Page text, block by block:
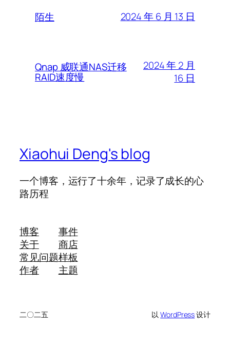
陌生 2024 年 6 月 13 日
Qnap 威联通NAS迁移
RAID速度慢
2024 年 2 月
16 日
Xiaohui Deng's blog
一个博客，运行了十余年，记录了成长的心
路历程
博客
关于
常见问题
作者
事件
商店
样板
主题
二〇二五 以WordPress设计